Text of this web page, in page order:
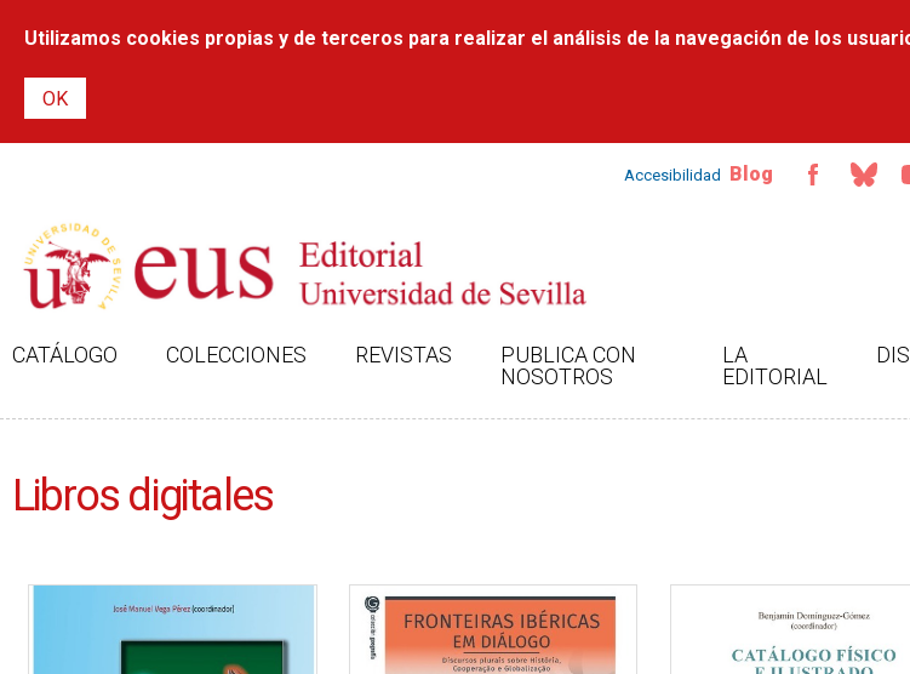
contenido
Utilizamos cookies propias y de terceros para realizar el análisis de la navegación de los
Accesibilidad Blog
CATÁLOGO COLECCIONES REVISTAS
PUBLICA CON
NOSOTROS
LA
EDITORIAL
Libros digitales